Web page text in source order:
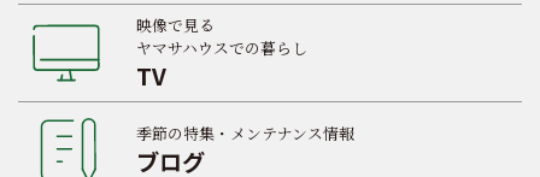
映像で見る
ヤマサハウスでの暮らし
TV
季節の特集・メンテナンス情報
ブログ